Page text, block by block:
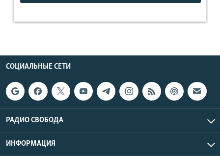
СОЦИАЛЬНЫЕ СЕТИ
РАДИО СВОБОДА
ИНФОРМАЦИЯ